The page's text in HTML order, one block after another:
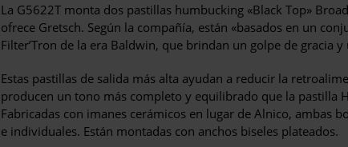
La G5622T monta dos pastillas humbucking «Black Top»
ofrece Gretsch. Según la compañía, están «basados ​​en un
Filter’Tron de la era Baldwin, que brindan un golpe de gracia
Estas pastillas de salida más alta ayudan a reducir la
producen un tono más completo y equilibrado que la pastilla
Fabricadas con imanes cerámicos en lugar de Alnico, ambas
e individuales. Están montadas con anchos biseles plateados.